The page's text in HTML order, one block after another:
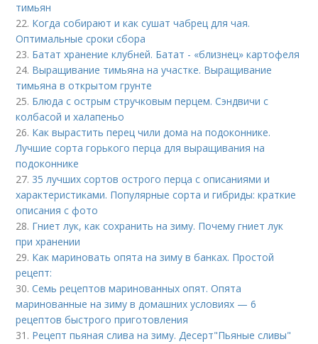
тимьян
22. Когда собирают и как сушат чабрец для чая.
Оптимальные сроки сбора
23. Батат хранение клубней. Батат - «близнец» картофеля
24. Выращивание тимьяна на участке. Выращивание
тимьяна в открытом грунте
25. Блюда с острым стручковым перцем. Сэндвичи с
колбасой и халапеньо
26. Как вырастить перец чили дома на подоконнике.
Лучшие сорта горького перца для выращивания на
подоконнике
27. 35 лучших сортов острого перца с описаниями и
характеристиками. Популярные сорта и гибриды: краткие
описания с фото
28. Гниет лук, как сохранить на зиму. Почему гниет лук
при хранении
29. Как мариновать опята на зиму в банках. Простой
рецепт:
30.Семь рецептов маринованных опят. Опята
маринованные на зиму в домашних условиях — 6
рецептов быстрого приготовления
31. Рецепт пьяная слива на зиму. Десерт"Пьяные сливы"